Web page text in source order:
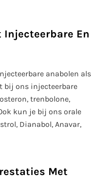
En
anabolen als
bij ons injecteerbare
trenbolone,
kun je bij ons orale
Dianabol, Anavar,
Met